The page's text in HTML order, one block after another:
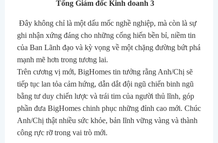
Tổng Giám đốc Kinh doanh 3
Đây không chỉ là một dấu mốc nghề nghiệp, mà còn là sự
ghi nhận xứng đáng cho những cống hiến bền bỉ, niềm tin
của Ban Lãnh đạo và kỳ vọng về một chặng đường bứt phá
mạnh mẽ hơn trong tương lai.
Trên cương vị mới, BigHomes tin tưởng rằng Anh/Chị sẽ
tiếp tục lan tỏa cảm hứng, dẫn dắt đội ngũ chiến binh ngũ
bằng tư duy chiến lược và trái tim của người thủ lĩnh, góp
phần đưa BigHomes chinh phục những đỉnh cao mới. Chúc
Anh/Chị thật nhiều sức khỏe, bản lĩnh vững vàng và thành
công rực rỡ trong vai trò mới.